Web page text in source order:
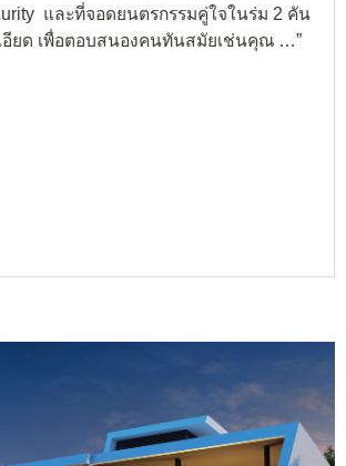
และที่จอดยนตรกรรมคู่ใจในร่ม 2 คัน
อียด เพื่อตอบสนองคนทันสมัยเช่นคุณ …”